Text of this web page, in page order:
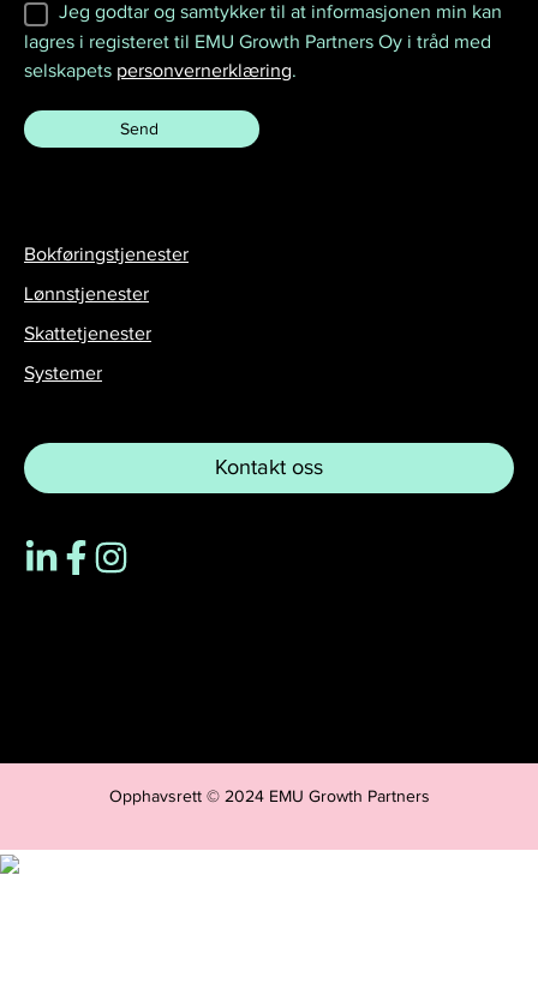
Jeg godtar og samtykker til at informasjonen min kan
lagres i registeret til EMU Growth Partners Oy i tråd med
selskapets personvernerklæring.
Bokføringstjenester
Lønnstjenester
Skattetjenester
Systemer
Kontakt oss
Opphavsrett © 2024 EMU Growth Partners